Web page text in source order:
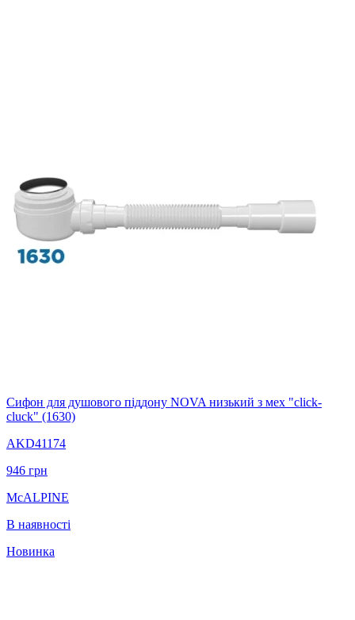
Сифон для душового піддону NOVA низький з мех "click-
cluck" (1630)
AKD41174
946 грн
McALPINE
В наявності
Новинка